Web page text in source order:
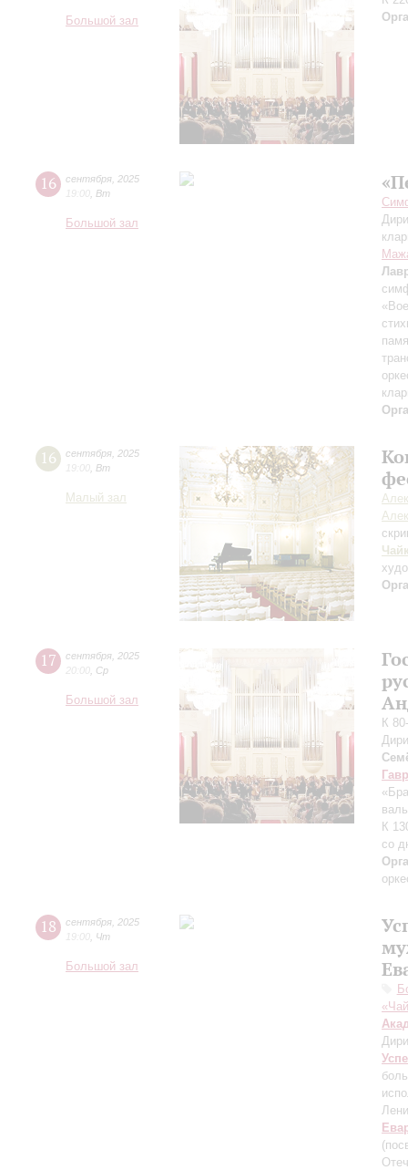
Большой зал
16 сентября 2025
19:00 Вт
Большой зал
16 сентября 2025
19:00 Вт
Малый зал
17 сентября 2025
20:00 Ср
Большой зал
К
К
со
18 сентября 2025
19:00 Чт
Большой зал